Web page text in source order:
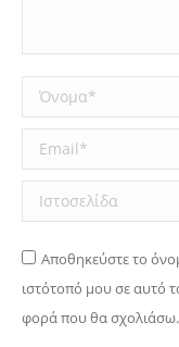
Όνομα *
Email *
Ιστοσελίδα
Αποθηκεύστε το
ιστότοπό μου σε αυτό
φορά που θα σχολιάσω.